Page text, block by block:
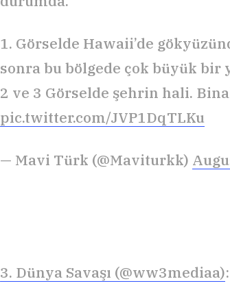
1. Görselde Hawaii’de
sonra bu bölgede çok büyük bir
2 ve 3 Görselde şehrin hali.
pic.twitter.com/JVP1DqTLKu
— Mavi Türk (@Maviturkk)
3. Dünya Savaşı (@ww3mediaa):